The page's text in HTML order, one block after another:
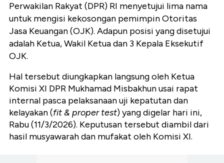
Perwakilan Rakyat (DPR) RI menyetujui lima nama
untuk mengisi kekosongan pemimpin Otoritas
Jasa Keuangan (OJK). Adapun posisi yang disetujui
adalah Ketua, Wakil Ketua dan 3 Kepala Eksekutif
OJK.
Hal tersebut diungkapkan langsung oleh Ketua
Komisi XI DPR Mukhamad Misbakhun usai rapat
internal pasca pelaksanaan uji kepatutan dan
kelayakan (fit & proper test) yang digelar hari ini,
Rabu (11/3/2026). Keputusan tersebut diambil dari
hasil musyawarah dan mufakat oleh Komisi XI.